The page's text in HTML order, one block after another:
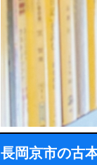
長岡京市の古